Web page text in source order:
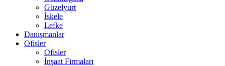
Güzelyurt
İskele
Lefke
Danışmanlar
Ofisler
Ofisler
İnşaat Firmaları